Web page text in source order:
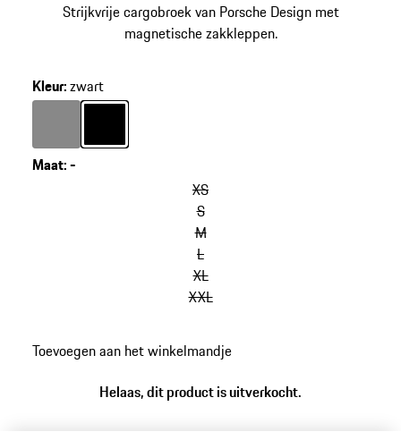
Strijkvrije cargobroek van Porsche Design met
magnetische zakkleppen.
Kleur:zwart
donkergrijs
Kleurzwart
Maat:-
XS
S
M
L
XL
XXL
Toevoegen aan het winkelmandje
Helaas, dit product is uitverkocht.